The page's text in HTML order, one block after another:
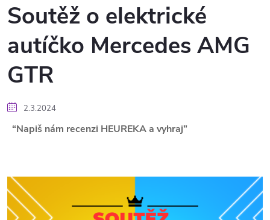
Soutěž o elektrické
autíčko Mercedes AMG
GTR
2.3.2024
“Napiš nám recenzi HEUREKA a vyhraj”